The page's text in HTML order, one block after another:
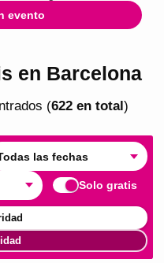
evento
en Barcelona
s (622en total)
las fechas
Solo gratis